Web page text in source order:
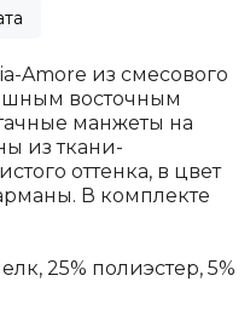
Amore из смесового
восточным
манжеты на
из ткани-
оттенка, в цвет
В комплекте
25% полиэстер, 5%